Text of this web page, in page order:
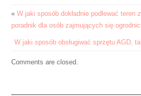
eksploatować
domowego
AGD,
«W jaki sposób dokładnie podlewać teren
poradnik dla osób zajmujących się
W jaki sposób obsługiwać sprzętu AGD,
Comments are closed.